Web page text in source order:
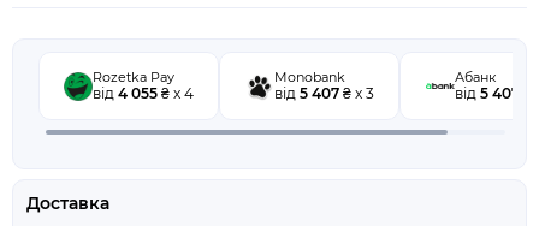
Rozetka Pay
від 4 055 ₴ x 4
Monobank
від 5 407₴ x 3
Абанк
від 5 407
Доставка